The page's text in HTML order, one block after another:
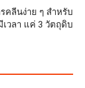
คลีนง่าย ๆ สำหรับ
วลา แค่ 3 วัตถุดิบ